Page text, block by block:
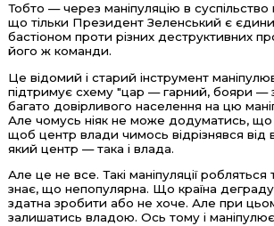
Тобто — через маніпуляцію в
що тільки Президент Зеленський є
бастіоном проти різних деструктивних
його ж команди.
Це відомий і старий інструмент
підтримує схему "цар — гарний, бояри —
багато довірливого населення на цю
Але чомусь ніяк не може додуматись,
щоб центр влади чимось відрізнявся від
який центр — така і влада.
Але це не все. Такі маніпуляції робляться
знає, що непопулярна. Що країна
здатна зробити або не хоче. Але при
залишатись владою. Ось тому і